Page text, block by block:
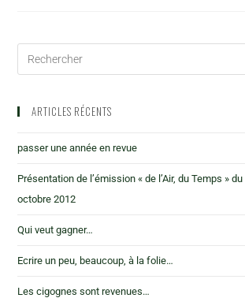
ARTICLES RÉCENTS
passer une année en revue
Présentation de l’émission « de l’Air, du Temps »
octobre 2012
Qui veut gagner…
Ecrire un peu, beaucoup, à la folie…
Les cigognes sont revenues…